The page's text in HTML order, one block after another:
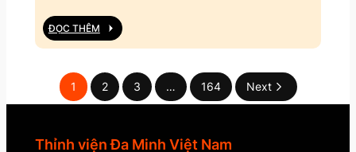
ĐỌC THÊM
1 2 3 … 164 Next
Thỉnh viện Đa Minh Việt Nam